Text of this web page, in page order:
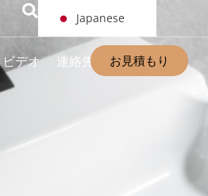
Japanese
ビデオ 連絡先 お見積もり